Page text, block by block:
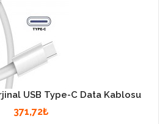
USB Type-C Data Kablosu
371,72₺